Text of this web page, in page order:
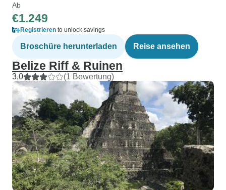
Ab
€1.249
Registrieren to unlock savings
Broschüre herunterladen Reise ansehen
Belize Riff & Ruinen
3,0 (1 Bewertung)